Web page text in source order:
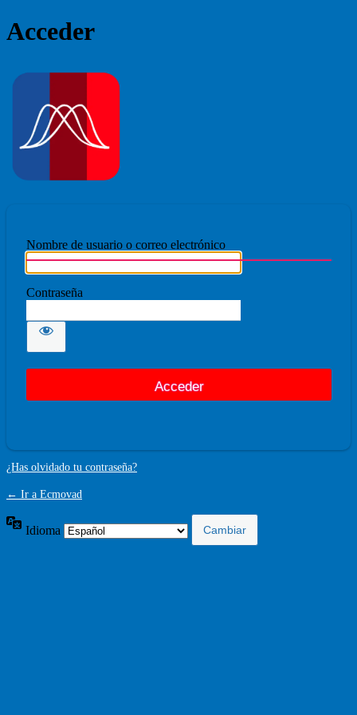
Acceder
Nombre de usuario o correo electrónico
Contraseña
¿Has olvidado tu contraseña?
← Ir a Ecmovad
Idioma